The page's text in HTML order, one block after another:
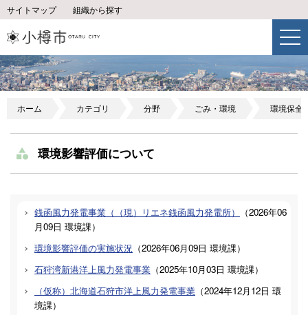
サイトマップ 組織から探す
ホーム カテゴリ 分野 ごみ・環境 環境保全
環境影響評価について
銭函風力発電事業（（現）リエネ銭函風力発電所） （2026年06
月09日 環境課）
環境影響評価の実施状況 （2026年06月09日 環境課）
石狩湾新港洋上風力発電事業 （2025年10月03日 環境課）
（仮称）北海道石狩市洋上風力発電事業 （2024年12月12日 環
境課）